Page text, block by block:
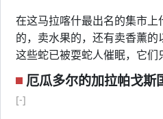
在这马拉喀什最出名的集市
的，卖水果的，还有卖香薰的
这些蛇已被耍蛇人催眠，它们
厄瓜多尔的加拉帕戈斯
[-]